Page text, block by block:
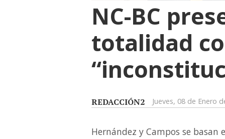
NC-BC
totalidad
REDACCIÓN2 Jueves, 08 de Enero
Hernández y Campos se